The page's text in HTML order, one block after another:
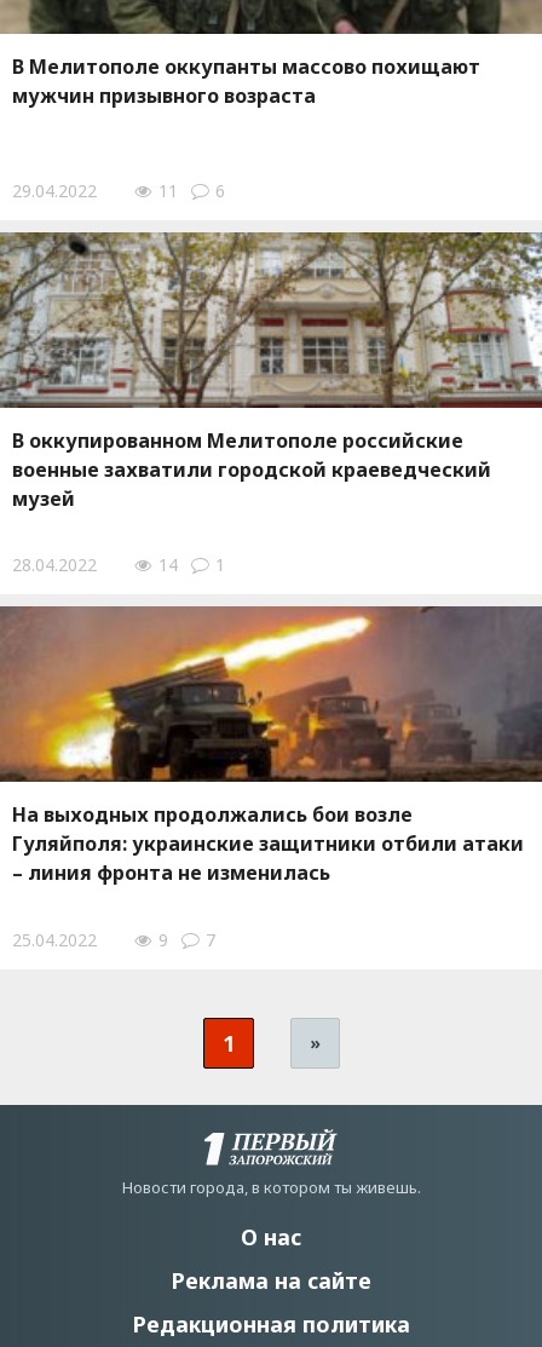
В Мелитополе оккупанты массово похищают
мужчин призывного возраста
29.04.2022 11 6
В оккупированном Мелитополе российские
военные захватили городской краеведческий
музей
28.04.2022 14 1
На выходных продолжались бои возле
Гуляйполя: украинские защитники отбили атаки
– линия фронта не изменилась
25.04.2022 9 7
1 »
Новости города, в котором ты живешь.
О нас
Реклама на сайте
Редакционная политика